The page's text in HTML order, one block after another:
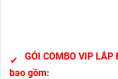
✔
GÓI COMBO VIP
bao gồm: